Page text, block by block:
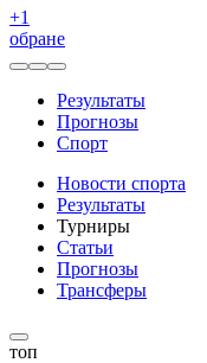
+1
обране
Результаты
Прогнозы
Спорт
Новости спорта
Результаты
Турниры
Статьи
Прогнозы
Трансферы
топ